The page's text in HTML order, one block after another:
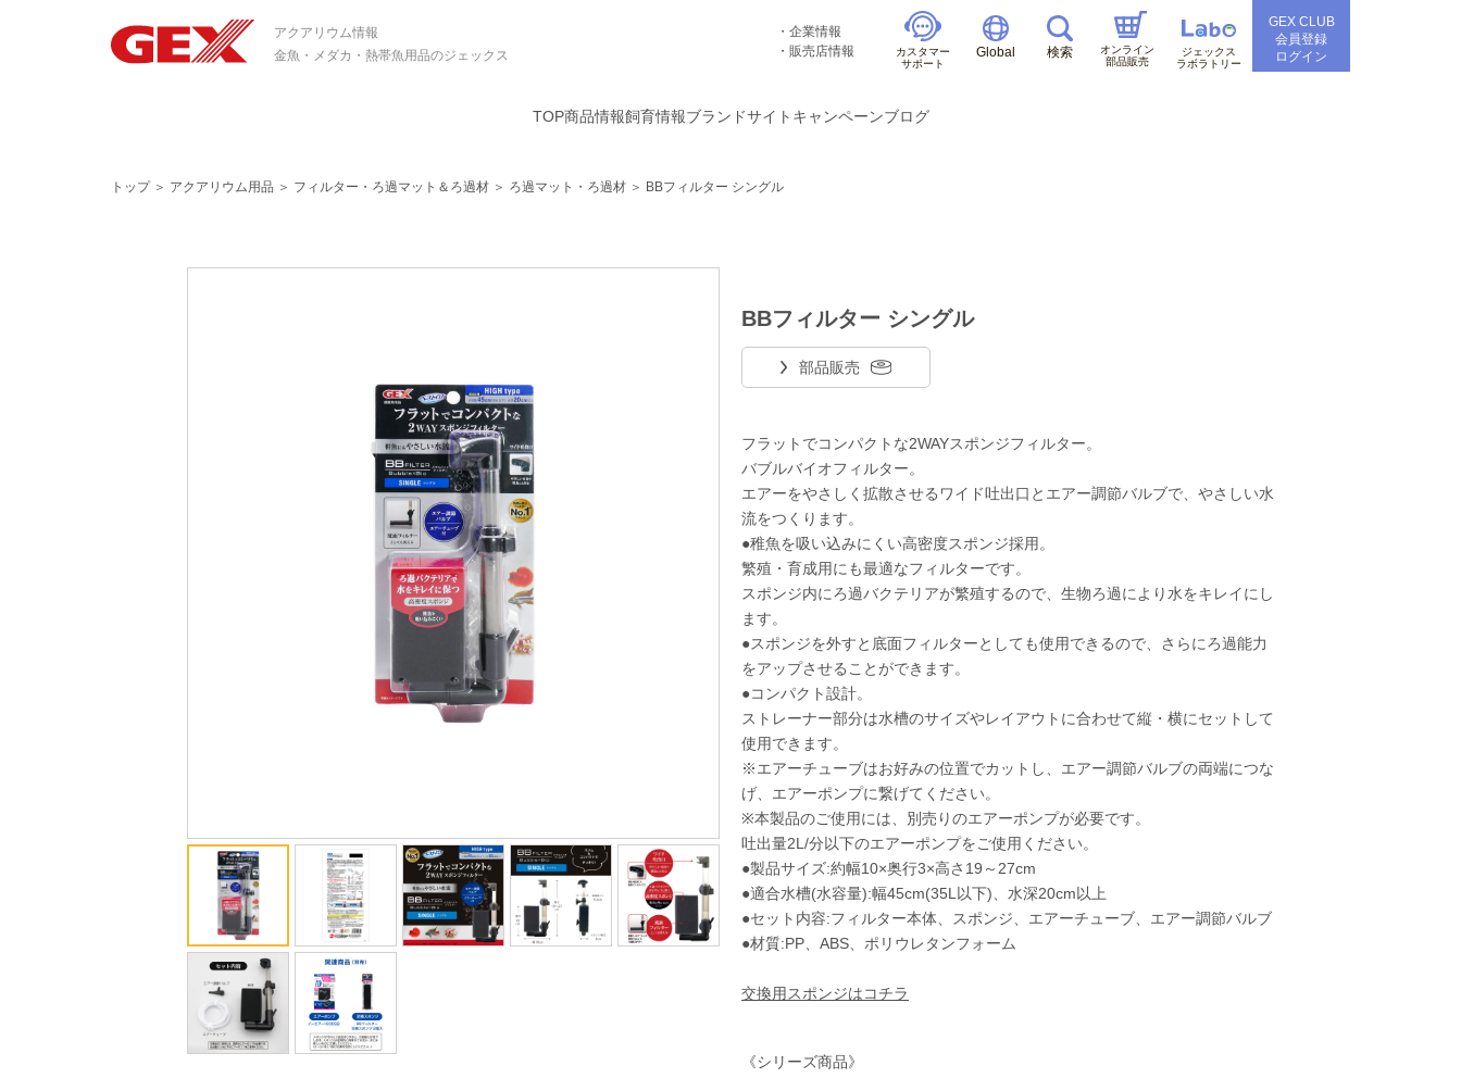
アクアリウム情報
金魚・メダカ・熱帯魚用品のジェックス
カスタマー
サポート
Global 検索
オンライン
部品販売
ジェックス
ラボラトリー
TOP商品情報飼育情報ブランドサイト キャンペーンブログ
企業情報
販売店情報
GEX CLUB
会員登録
ログイン
トップ＞ アクアリウム用品 ＞ フィルター・ろ過マット＆ろ過材 ＞ ろ過マット・ろ過材 ＞ BBフィルター シングル
BBフィルター シングル
部品販売
フラットでコンパクトな2WAYスポンジフィルター。
バブルバイオフィルター。
エアーをやさしく拡散させるワイド吐出口とエアー調節バルブで、やさしい水
流をつくります。
●稚魚を吸い込みにくい高密度スポンジ採用。
繁殖・育成用にも最適なフィルターです。
スポンジ内にろ過バクテリアが繁殖するので、生物ろ過により水をキレイにし
ます。
●スポンジを外すと底面フィルターとしても使用できるので、さらにろ過能力
をアップさせることができます。
●コンパクト設計。
ストレーナー部分は水槽のサイズやレイアウトに合わせて縦・横にセットして
使用できます。
※エアーチューブはお好みの位置でカットし、エアー調節バルブの両端につな
げ、エアーポンプに繋げてください。
※本製品のご使用には、別売りのエアーポンプが必要です。
吐出量2L/分以下のエアーポンプをご使用ください。
●製品サイズ:約幅10×奥行3×高さ19～27cm
●適合水槽(水容量):幅45cm(35L以下)、水深20cm以上
●セット内容:フィルター本体、スポンジ、エアーチューブ、エアー調節バルブ
●材質:PP、ABS、ポリウレタンフォーム
交換用スポンジはコチラ
《シリーズ商品》